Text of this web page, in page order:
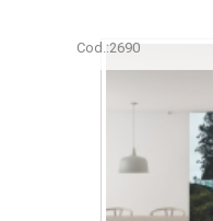
Cod.:2690